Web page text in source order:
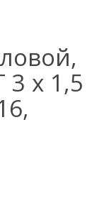
3 х 1,5